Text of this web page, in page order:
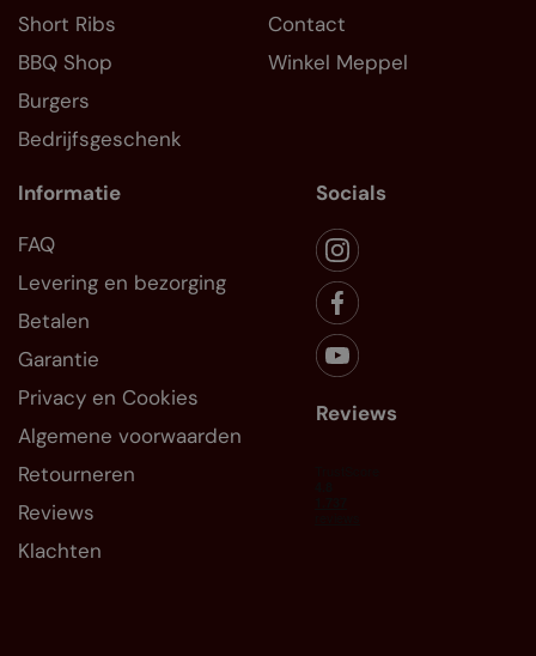
Short Ribs
BBQ Shop
Burgers
Bedrijfsgeschenk
Contact
Winkel Meppel
Informatie
FAQ
Levering en bezorging
Betalen
Garantie
Privacy en Cookies
Algemene voorwaarden
Retourneren
Reviews
Klachten
Socials
Reviews